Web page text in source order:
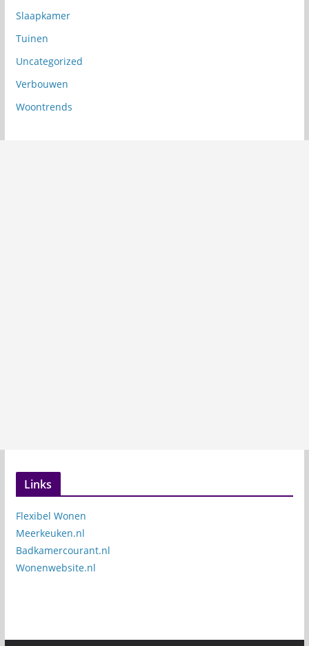
Slaapkamer
Tuinen
Uncategorized
Verbouwen
Woontrends
Links
Flexibel Wonen
Meerkeuken.nl
Badkamercourant.nl
Wonenwebsite.nl